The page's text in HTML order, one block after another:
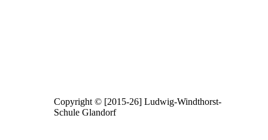
Copyright © [2015-26] Ludwig-Windthorst-
Schule Glandorf